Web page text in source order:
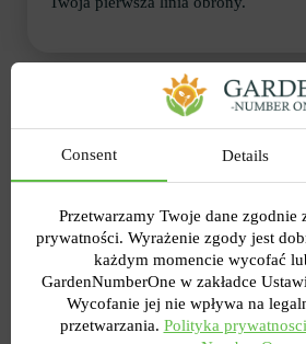
Jaki jest najlepszy
środek na
Wcześniej na blogu hurtownia
Number One ukazała się bardzo
istnieją metody mechaniczne
pierwszym przypadku szkodnik
lub za pomocą różnych
skuteczny, jeśli chodzi o
pojawienia się mszyc, ale gdy jest
tylko zabieg chemiczny. A im
Consent Details
Przetwarzamy Twoje dane
prywatności. Wyrażenie zgody jest
każdym momencie wycofać
GardenNumberOne w zakładce
Wycofanie jej nie wpływa na
przetwarzania. Polityka